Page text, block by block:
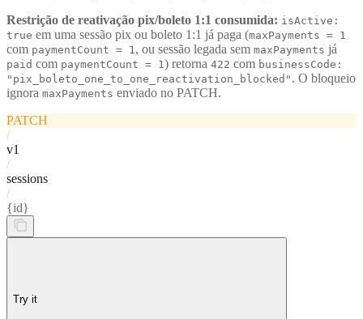
Restrição de reativação pix/boleto 1:1 consumida: isActive:
true em uma sessão pix ou boleto 1:1 já paga (maxPayments = 1
com paymentCount = 1 , ou sessão legada sem maxPayments já
paid com paymentCount = 1 ) retorna 422 com businessCode:
"pix_boleto_one_to_one_reactivation_blocked" . O bloqueio
ignora maxPayments enviado no PATCH.
PATCH
/
v1
/
sessions
/
{id}
Try it